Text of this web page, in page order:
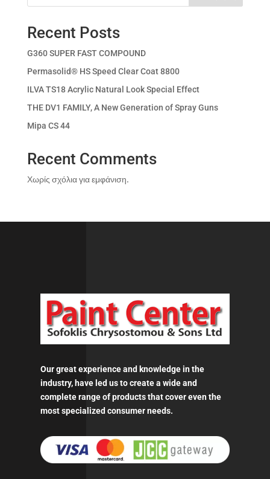
Recent Posts
G360 SUPER FAST COMPOUND
Permasolid® HS Speed Clear Coat 8800
ILVA TS18 Acrylic Natural Look Special Effect
THE DV1 FAMILY, A New Generation of Spray Guns
Mipa CS 44
Recent Comments
Χωρίς σχόλια για εμφάνιση.
Our great experience and knowledge in the
industry, have led us to create a wide and
complete range of products that cover even the
most specialized consumer needs.